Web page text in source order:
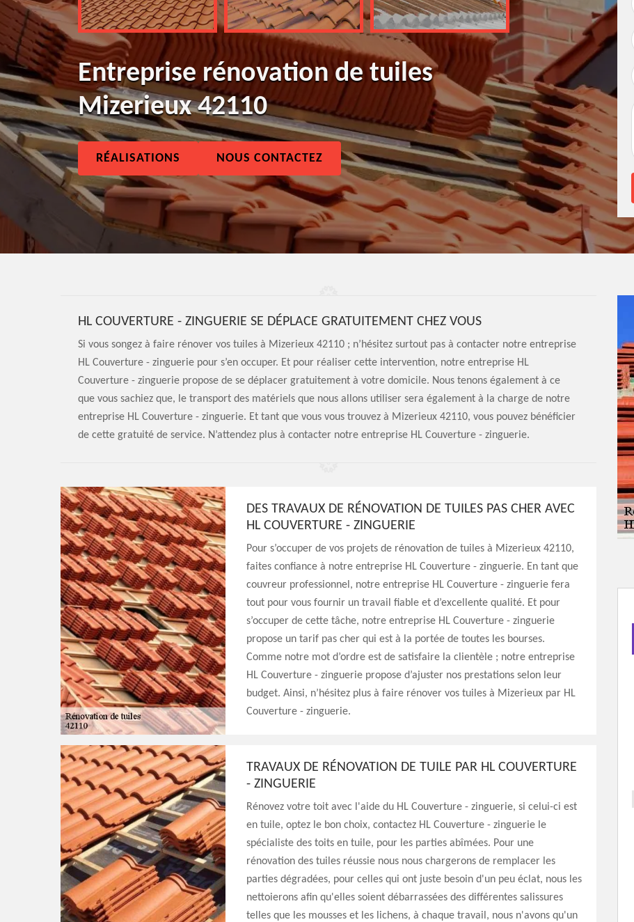
Entreprise rénovation de tuiles
Mizerieux 42110
RÉALISATIONS NOUS CONTACTEZ
HL COUVERTURE - ZINGUERIE SE DÉPLACE GRATUITEMENT CHEZ VOUS
Si vous songez à faire rénover vos tuiles à Mizerieux 42110 ; n’hésitez surtout pas à contacter notre entreprise
HL Couverture - zinguerie pour s’en occuper. Et pour réaliser cette intervention, notre entreprise HL
Couverture - zinguerie propose de se déplacer gratuitement à votre domicile. Nous tenons également à ce
que vous sachiez que, le transport des matériels que nous allons utiliser sera également à la charge de notre
entreprise HL Couverture - zinguerie. Et tant que vous vous trouvez à Mizerieux 42110, vous pouvez bénéficier
de cette gratuité de service. N’attendez plus à contacter notre entreprise HL Couverture - zinguerie.
DES TRAVAUX DE RÉNOVATION DE TUILES PAS CHER AVEC
HL COUVERTURE - ZINGUERIE
Pour s’occuper de vos projets de rénovation de tuiles à Mizerieux 42110,
faites confiance à notre entreprise HL Couverture - zinguerie. En tant que
couvreur professionnel, notre entreprise HL Couverture - zinguerie fera
tout pour vous fournir un travail fiable et d’excellente qualité. Et pour
s’occuper de cette tâche, notre entreprise HL Couverture - zinguerie
propose un tarif pas cher qui est à la portée de toutes les bourses.
Comme notre mot d’ordre est de satisfaire la clientèle ; notre entreprise
HL Couverture - zinguerie propose d’ajuster nos prestations selon leur
budget. Ainsi, n’hésitez plus à faire rénover vos tuiles à Mizerieux par HL
Couverture - zinguerie.
TRAVAUX DE RÉNOVATION DE TUILE PAR HL COUVERTURE
- ZINGUERIE
Rénovez votre toit avec l'aide du HL Couverture - zinguerie, si celui-ci est
en tuile, optez le bon choix, contactez HL Couverture - zinguerie le
spécialiste des toits en tuile, pour les parties abîmées. Pour une
rénovation des tuiles réussie nous nous chargerons de remplacer les
parties dégradées, pour celles qui ont juste besoin d'un peu éclat, nous les
nettoierons afin qu'elles soient débarrassées des différentes salissures
telles que les mousses et les lichens, à chaque travail, nous n'avons qu'un